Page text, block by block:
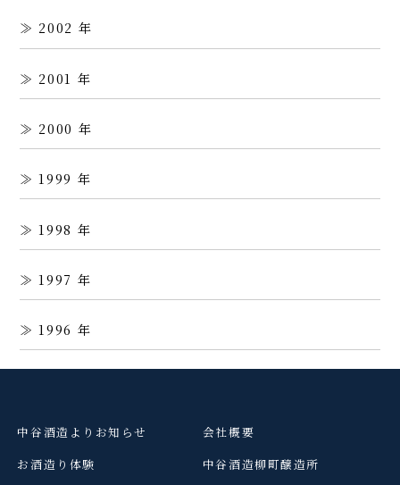
2002
2001
2000
1999
1998
1997
1996
中谷酒造よりお知らせ
お酒造り体験
会社概要
中谷酒造柳町醸造所